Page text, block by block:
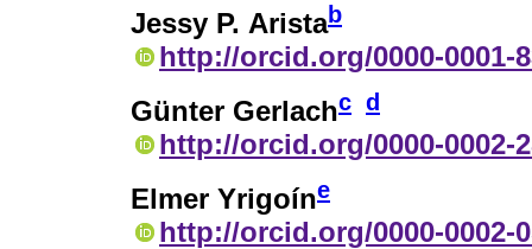
Jessy P. Aristab
http://orcid.org/0000-0001-
Günter Gerlachc d
http://orcid.org/0000-0002-
Elmer Yrigoíne
http://orcid.org/0000-0002-